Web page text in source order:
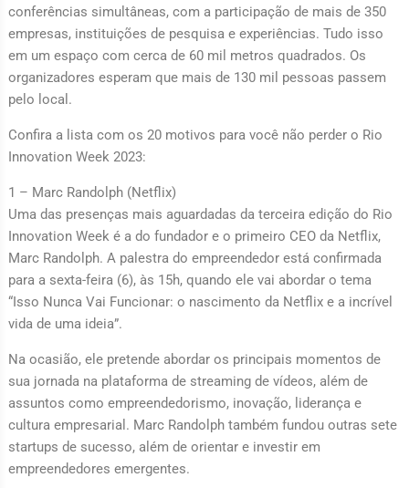
conferências simultâneas, com a participação de mais de 350
empresas, instituições de pesquisa e experiências. Tudo isso
em um espaço com cerca de 60 mil metros quadrados. Os
organizadores esperam que mais de 130 mil pessoas passem
pelo local.
Confira a lista com os 20 motivos para você não perder o Rio
Innovation Week 2023:
1 – Marc Randolph (Netflix)
Uma das presenças mais aguardadas da terceira edição do Rio
Innovation Week é a do fundador e o primeiro CEO da Netflix,
Marc Randolph. A palestra do empreendedor está confirmada
para a sexta-feira (6), às 15h, quando ele vai abordar o tema
“Isso Nunca Vai Funcionar: o nascimento da Netflix e a incrível
vida de uma ideia”.
Na ocasião, ele pretende abordar os principais momentos de
sua jornada na plataforma de streaming de vídeos, além de
assuntos como empreendedorismo, inovação, liderança e
cultura empresarial. Marc Randolph também fundou outras sete
startups de sucesso, além de orientar e investir em
empreendedores emergentes.